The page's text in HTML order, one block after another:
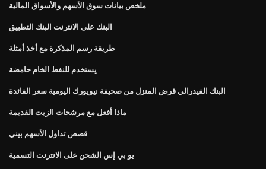
ملخص بيانات سوق الأسهم والأسواق المالية
البنك على الانترنت البنك التطبيق
طريقة رسم المذكرة مع أخذ أمثلة
يستخدم للنفط الخام حامضة
البنك الفيدرالي قرض المنزل من صحيفة نيويورك اليومية سعر الفائدة
ماذا أفعل مع مرشحات الزيت القديمة
قصص تداول الأسهم بيني
يو بي إس الشحن على الانترنت التسمية